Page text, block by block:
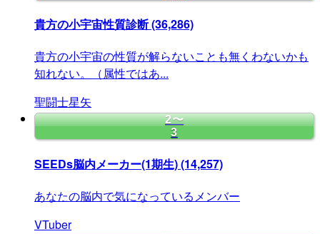
貴方の小宇宙性質診断(36,286)
貴方の小宇宙の性質が解らないことも無くわないかも
知れない。（属性ではあ...
聖闘士星矢
2〜
3
SEEDs脳内メーカー(1期生)(14,257)
あなたの脳内で気になっているメンバー
VTuber